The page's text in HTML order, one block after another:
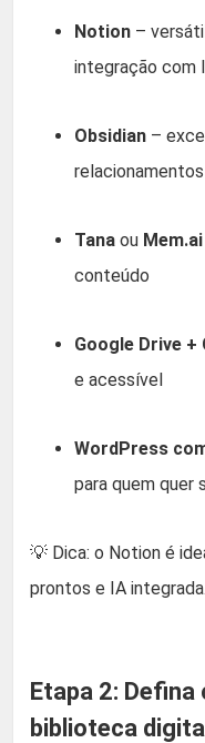
Notion –
integração com
Obsidian –
Tana ou Mem.ai
conteúdo
Google Drive +
e acessível
WordPress
para quem quer
💡 Dica: o Notion é
prontos e IA integrada.
Etapa 2: Defina
biblioteca digital